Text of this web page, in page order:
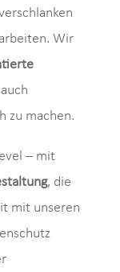
Wir
zu machen.
– mit
, die
mit unseren